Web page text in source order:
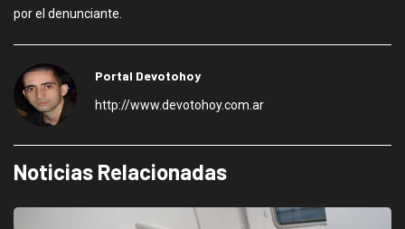
por el denunciante.
Portal Devotohoy
http://www.devotohoy.com.ar
Noticias Relacionadas